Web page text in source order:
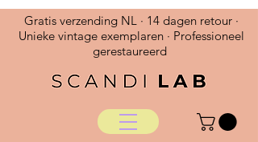
Gratis verzending NL · 14 dagen retour ·
Unieke vintage exemplaren · Professioneel
gerestaureerd